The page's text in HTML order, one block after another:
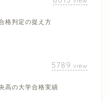
格判定の捉え方
5789 view
高の大学合格実績